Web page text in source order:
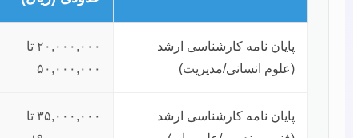
پایان نامه کارشناسی ارشد
(علوم انسانی/مدیریت)
۲۰,۰۰۰,۰۰۰ تا
۵۰,۰۰۰,۰۰۰
پایان نامه کارشناسی ارشد
۳۵,۰۰۰,۰۰۰ تا